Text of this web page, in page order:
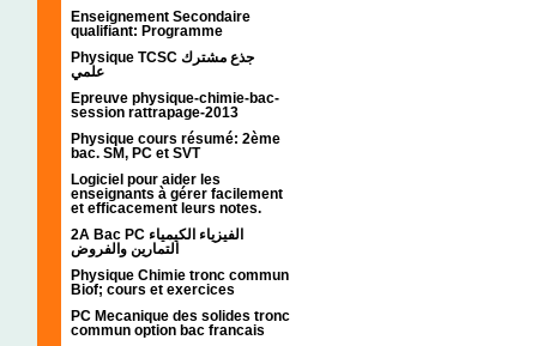
Enseignement Secondaire
qualifiant: Programme
Physique TCSC جذع مشترك
علمي
Epreuve physique-chimie-bac-
session rattrapage-2013
Physique cours résumé: 2ème
bac. SM, PC et SVT
Logiciel pour aider les
enseignants à gérer facilement
et efficacement leurs notes.
2A Bac PC الفيزياء الكيمياء
التمارين والفروض
Physique Chimie tronc commun
Biof; cours et exercices
PC Mecanique des solides tronc
commun option bac francais